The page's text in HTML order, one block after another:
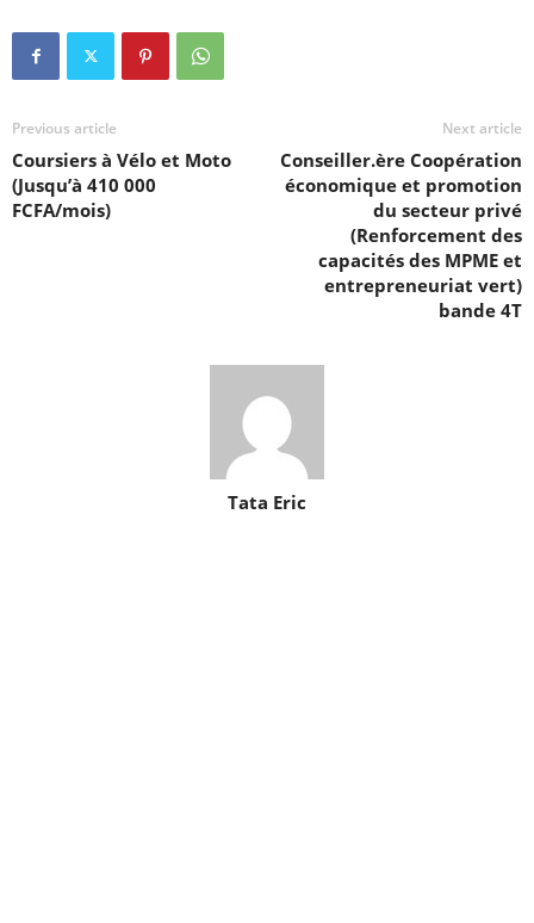
Previous article
Coursiers à Vélo et Moto
(Jusqu’à 410 000
FCFA/mois)
Next article
Conseiller.ère Coopération
économique et promotion
du secteur privé
(Renforcement des
capacités des MPME et
entrepreneuriat vert)
bande 4T
Tata Eric